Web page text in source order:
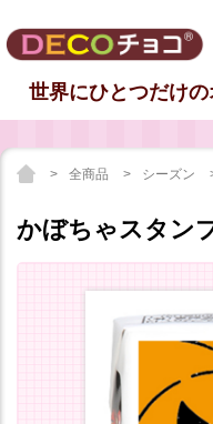
世界にひとつだけ
全商品 シーズン
かぼちゃスタン